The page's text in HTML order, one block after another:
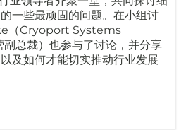
一些最顽固的问题。在小组讨
（Cryoport Systems
总裁）也参与了讨论，并分享
及如何才能切实推动行业发展